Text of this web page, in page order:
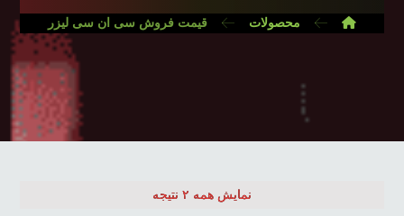
محصولات قیمت فروش سی ان سی لیزر
نمایش همه ۲ نتیجه